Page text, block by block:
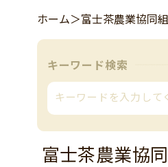
ホーム＞富士茶農業協同
キーワード検索
富士茶農業協